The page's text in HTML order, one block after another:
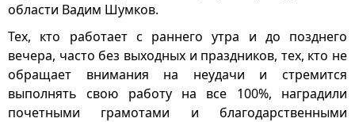
области Вадим Шумков.
Тех, кто работает с раннего утра и до позднего
вечера, часто без выходных и праздников, тех, кто не
обращает внимания на неудачи и стремится
выполнять свою работу на все 100%, наградили
почетными грамотами и благодарственными